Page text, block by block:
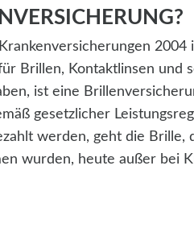
2004
Brillen, Kontaktlinsen und
ist eine
gesetzlicher
werden, geht die Brille,
wurden, heute außer bei